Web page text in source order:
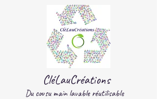
CléLauCréations
Du cousu main lavable réutilisable